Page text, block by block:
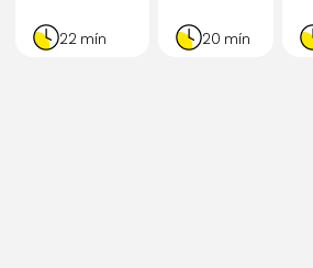
og 22 mín 20 mín